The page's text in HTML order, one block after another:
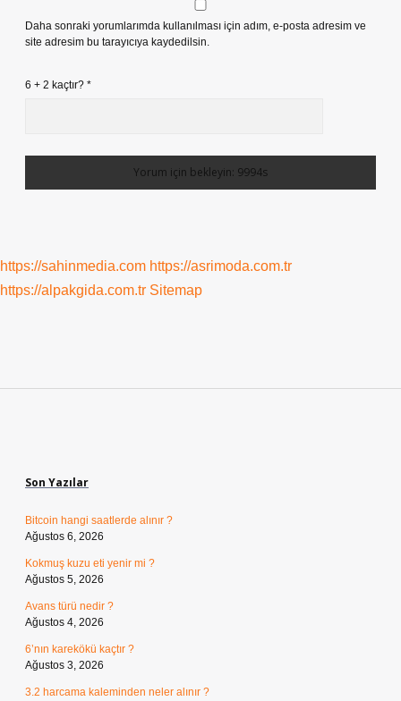
Daha sonraki yorumlarımda kullanılması için adım, e-posta adresim ve
site adresim bu tarayıcıya kaydedilsin.
6 + 2 kaçtır? *
https://sahinmedia.com https://asrimoda.com.tr
https://alpakgida.com.tr Sitemap
Son Yazılar
Bitcoin hangi saatlerde alınır ?
Ağustos 6, 2026
Kokmuş kuzu eti yenir mi ?
Ağustos 5, 2026
Avans türü nedir ?
Ağustos 4, 2026
6’nın karekökü kaçtır ?
Ağustos 3, 2026
3.2 harcama kaleminden neler alınır ?